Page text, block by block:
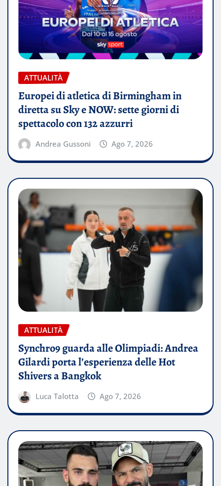
ATTUALITÀ
Europei di atletica di Birmingham in
diretta su Sky e NOW: sette giorni di
spettacolo con 132 azzurri
Andrea Gussoni Ago 7, 2026
ATTUALITÀ
Synchro9 guarda alle Olimpiadi: Andrea
Gilardi porta l’esperienza delle Hot
Shivers a Bangkok
Luca Talotta Ago 7, 2026